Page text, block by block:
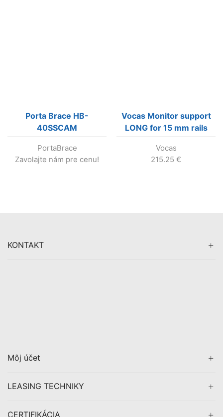
Porta Brace HB-
40SSCAM
PortaBrace
Zavolajte nám pre cenu!
Vocas Monitor support
LONG for 15 mm rails
Vocas
215.25 €
KONTAKT
Môj účet
LEASING TECHNIKY
CERTIFIKÁCIA